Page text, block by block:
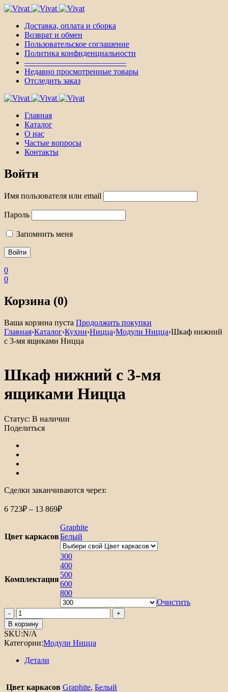
Доставка, оплата и сборка
Возврат и обмен
Пользовательское соглашение
Политика конфиденциальности
————————————–
Недавно просмотренные товары
Отследить заказ
Главная
Каталог
О нас
Частые вопросы
Контакты
Войти
Имя пользователя или email
Пароль
Запомнить меня
0
0
Корзина (0)
Ваша корзина пуста Продолжить покупки
Главная›Каталог›Кухни›Ницца›Модули Ницца›Шкаф нижний
с 3-мя ящиками Ницца
Шкаф нижний с 3-мя
ящиками Ницца
Статус: В наличии
Поделиться
Сделки заканчиваются через:
6 723₽ – 13 869₽Диапазон
6
723₽
–
13
869₽
Цвет каркасов
Graphite
Белый
Комплектация
300
400
500
600
800
Очистить
Количество
товара
Шкаф
нижний
с
3-
Ницца
В корзину
SKU:N/A
Категории:Модули Ницца
Детали
Цвет каркасов Graphite, Белый